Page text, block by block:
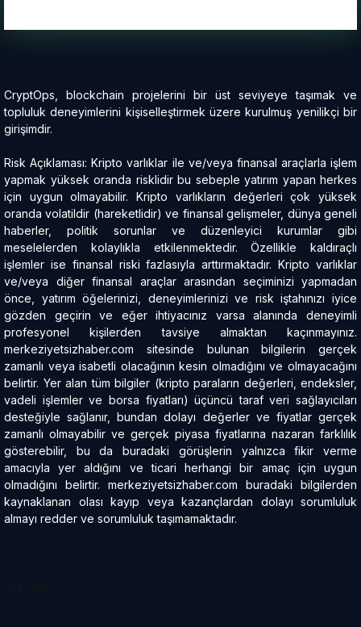
CryptOps, blockchain projelerini bir üst seviyeye taşımak ve
topluluk deneyimlerini kişiselleştirmek üzere kurulmuş yenilikçi bir
girişimdir.
Risk Açıklaması: Kripto varlıklar ile ve/veya finansal araçlarla işlem
yapmak yüksek oranda risklidir bu sebeple yatırım yapan herkes
için uygun olmayabilir. Kripto varlıkların değerleri çok yüksek
oranda volatildir (hareketlidir) ve finansal gelişmeler, dünya geneli
haberler, politik sorunlar ve düzenleyici kurumlar gibi
meselelerden kolaylıkla etkilenmektedir. Özellikle kaldıraçlı
işlemler ise finansal riski fazlasıyla arttırmaktadır. Kripto varlıklar
ve/veya diğer finansal araçlar arasından seçiminizi yapmadan
önce, yatırım öğelerinizi, deneyimlerinizi ve risk iştahınızı iyice
gözden geçirin ve eğer ihtiyacınız varsa alanında deneyimli
profesyonel kişilerden tavsiye almaktan kaçınmayınız.
merkeziyetsizhaber.com sitesinde bulunan bilgilerin gerçek
zamanlı veya isabetli olacağının kesin olmadığını ve olmayacağını
belirtir. Yer alan tüm bilgiler (kripto paraların değerleri, endeksler,
vadeli işlemler ve borsa fiyatları) üçüncü taraf veri sağlayıcıları
desteğiyle sağlanır, bundan dolayı değerler ve fiyatlar gerçek
zamanlı olmayabilir ve gerçek piyasa fiyatlarına nazaran farklılık
gösterebilir, bu da buradaki görüşlerin yalnızca fikir verme
amacıyla yer aldığını ve ticari herhangi bir amaç için uygun
olmadığını belirtir. merkeziyetsizhaber.com buradaki bilgilerden
kaynaklanan olası kayıp veya kazançlardan dolayı sorumluluk
almayı redder ve sorumluluk taşımamaktadır.